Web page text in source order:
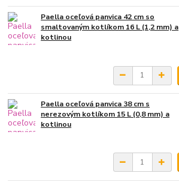
Paella oceľová panvica 42 cm so
smaltovaným kotlíkom 16 L (1,2 mm) a
kotlinou
Paella oceľová panvica 38 cm s
nerezovým kotlíkom 15 L (0,8 mm) a
kotlinou